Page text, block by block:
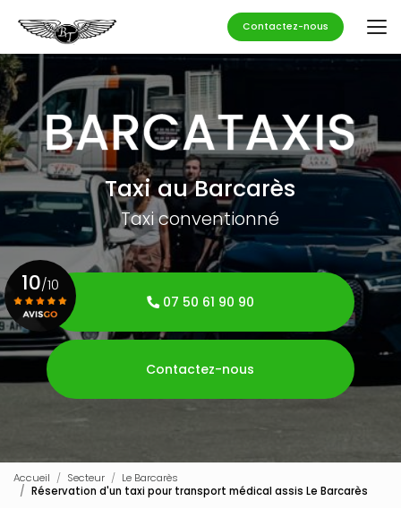
contenu
principal
Contactez-nous
Taxi au Barcarès
Taxi conventionné
07 50 61 90 90
Contactez-nous
10/10
Voir le certificat
Accueil Secteur
Le Barcarès
Réservation d'un taxi pour transport médical assis Le Barcarès